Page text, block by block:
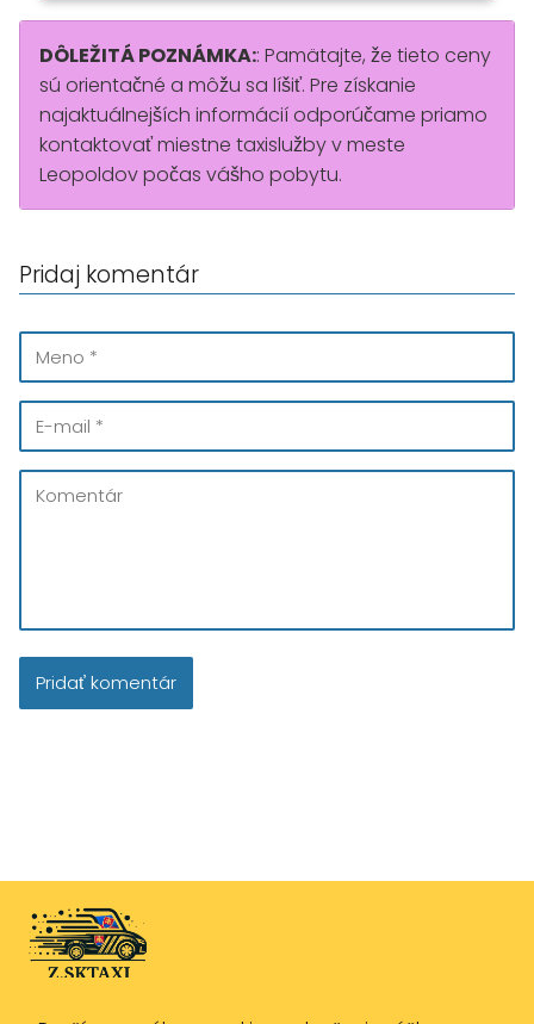
DÔLEŽITÁ POZNÁMKA:: Pamätajte, že tieto ceny
sú orientačné a môžu sa líšiť. Pre získanie
najaktuálnejších informácií odporúčame priamo
kontaktovať miestne taxislužby v meste
Leopoldov počas vášho pobytu.
Pridaj komentár